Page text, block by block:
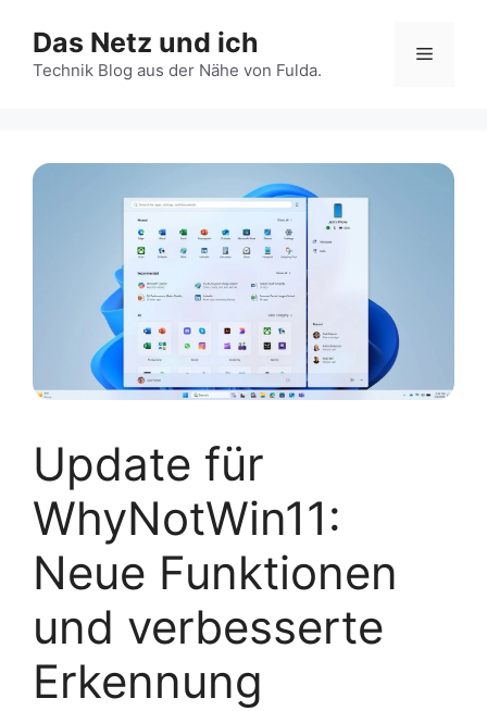
Inhalt
springen
Das Netz und ich
Technik Blog aus der Nähe von Fulda.
Menü
Update für
WhyNotWin11:
Neue Funktionen
und verbesserte
Erkennung